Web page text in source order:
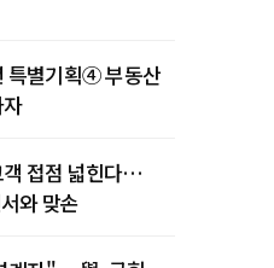
특별기획④ 부동산
객 접점 넓힌다…
와 맞손